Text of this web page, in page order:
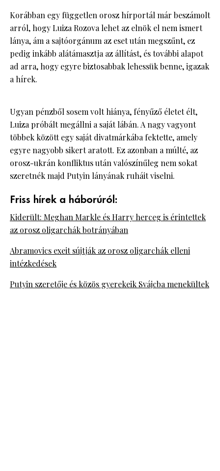
Korábban egy független orosz hírportál már beszámolt
arról, hogy Luiza Rozova lehet az elnök el nem ismert
lánya, ám a sajtóorgánum az eset után megszűnt, ez
pedig inkább alátámasztja az állítást, és további alapot
ad arra, hogy egyre biztosabbak lehessük benne, igazak
a hírek.
Ugyan pénzből sosem volt hiánya, fényűző életet élt,
Luiza próbált megállni a saját lábán. A nagy vagyont
többek között egy saját divatmárkába fektette, amely
egyre nagyobb sikert aratott. Ez azonban a múlté, az
orosz-ukrán konfliktus után valószínűleg nem sokat
szeretnék majd Putyin lányának ruháit viselni.
Friss hírek a háborúról:
Kiderült: Meghan Markle és Harry herceg is érintettek
az orosz oligarchák botrányában
Abramovics exeit sújtják az orosz oligarchák elleni
intézkedések
Putyin szeretője és közös gyerekeik Svájcba menekültek